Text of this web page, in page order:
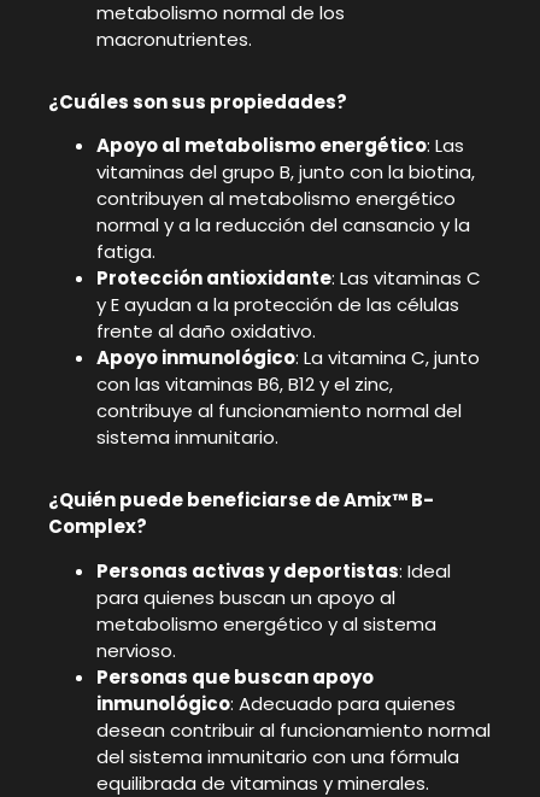
metabolismo normal de los
macronutrientes.
¿Cuáles son sus propiedades?
Apoyo al metabolismo energético: Las
vitaminas del grupo B, junto con la biotina,
contribuyen al metabolismo energético
normal y a la reducción del cansancio y la
fatiga.
Protección antioxidante: Las vitaminas C
y E ayudan a la protección de las células
frente al daño oxidativo.
Apoyo inmunológico: La vitamina C, junto
con las vitaminas B6, B12 y el zinc,
contribuye al funcionamiento normal del
sistema inmunitario.
¿Quién puede beneficiarse de Amix™ B-
Complex?
Personas activas y deportistas: Ideal
para quienes buscan un apoyo al
metabolismo energético y al sistema
nervioso.
Personas que buscan apoyo
inmunológico: Adecuado para quienes
desean contribuir al funcionamiento normal
del sistema inmunitario con una fórmula
equilibrada de vitaminas y minerales.